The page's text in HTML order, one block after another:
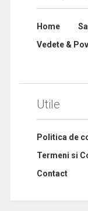
Home
Vedete &
Utile
Politica de
Termeni si
Contact